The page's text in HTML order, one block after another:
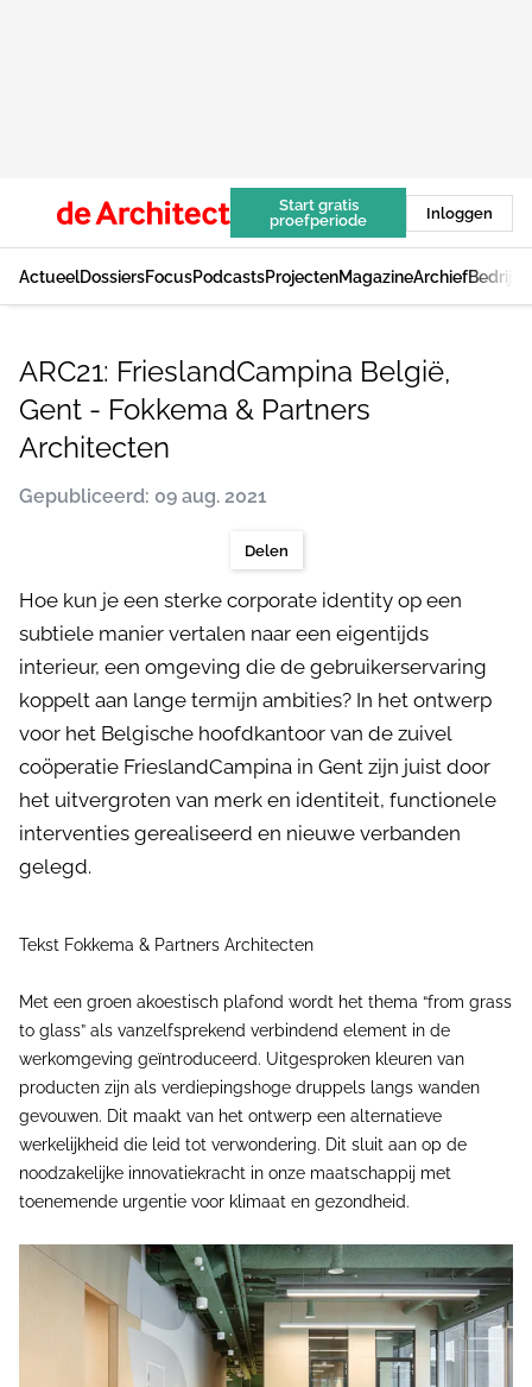
Start gratis
proefperiode
Inloggen
ActueelDossiersFocusPodcastsProjectenMagazineArchief
ARC21: FrieslandCampina België,
Gent - Fokkema & Partners
Architecten
Gepubliceerd: 09 aug. 2021
Delen
Hoe kun je een sterke corporate identity op een
subtiele manier vertalen naar een eigentijds
interieur, een omgeving die de gebruikerservaring
koppelt aan lange termijn ambities? In het ontwerp
voor het Belgische hoofdkantoor van de zuivel
coöperatie FrieslandCampina in Gent zijn juist door
het uitvergroten van merk en identiteit, functionele
interventies gerealiseerd en nieuwe verbanden
gelegd.
Tekst Fokkema & Partners Architecten
Met een groen akoestisch plafond wordt het thema “from grass
to glass” als vanzelfsprekend verbindend element in de
werkomgeving geïntroduceerd. Uitgesproken kleuren van
producten zijn als verdiepingshoge druppels langs wanden
gevouwen. Dit maakt van het ontwerp een alternatieve
werkelijkheid die leid tot verwondering. Dit sluit aan op de
noodzakelijke innovatiekracht in onze maatschappij met
toenemende urgentie voor klimaat en gezondheid.